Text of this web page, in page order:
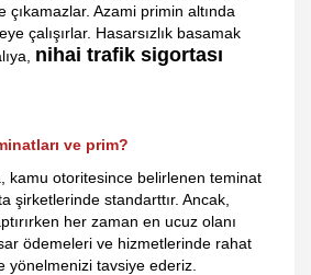
çıkamazlar. Azami primin altında
çalışırlar. Hasarsızlık basamak
nihai trafik sigortası
ve prim?
kamu otoritesince belirlenen teminat
şirketlerinde standarttır. Ancak,
her zaman en ucuz olanı
ödemeleri ve hizmetlerinde rahat
yönelmenizi tavsiye ederiz.